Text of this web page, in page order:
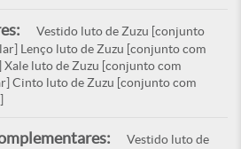
Vestido luto de Zuzu [conjunto
Lenço luto de Zuzu [conjunto com
luto de Zuzu [conjunto com
Cinto luto de Zuzu [conjunto com
Vestido luto de